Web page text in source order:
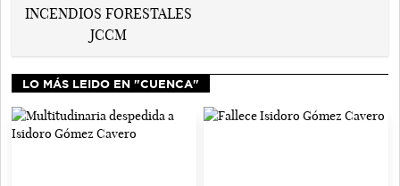
LO MÁS LEIDO EN "CUENCA"